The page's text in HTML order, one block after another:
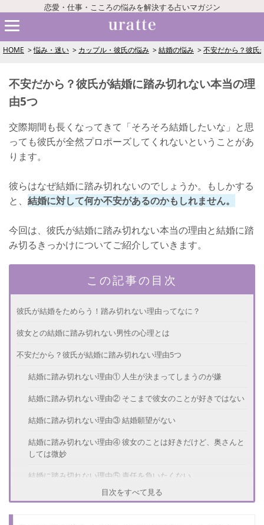
恋愛・仕事・こころの悩みを解決する占いマガジン
HOME 悩み・迷い カップル・彼氏の悩み 結婚の悩み 不安だから？彼氏
不安だから？彼氏が結婚に踏み切れない本当の理
由5つ
交際期間も長くなってきて「そろそろ結婚したいな」と思
っても彼氏が全然プロポーズしてくれないということがあ
ります。
彼らはなぜ結婚に踏み切れないのでしょうか。もしかする
と、 結婚に対して何か不安があるのかもしれません。
今回は、彼氏が結婚に踏み切れない本当の理由と結婚に踏
み切るきっかけについてご紹介していきます。
この記事の目次
彼氏が結婚をためらう！踏み切れない理由ってなに？
彼女との結婚に踏み切れない男性の心理とは
不安だから？彼氏が結婚に踏み切れない理由5つ
結婚に踏み切れない理由① 人生が決まってしまうのが嫌
結婚に踏み切れない理由② そこまで彼女のことが好きではない
結婚に踏み切れない理由③ 結婚願望がない
結婚に踏み切れない理由④ 彼女のことは好きだけど、奥さんと
しては微妙
結婚に踏み切れない理由⑤ 責任を負いたくない
結婚に踏み切れない彼氏への対処法とは
目次をすべて見る